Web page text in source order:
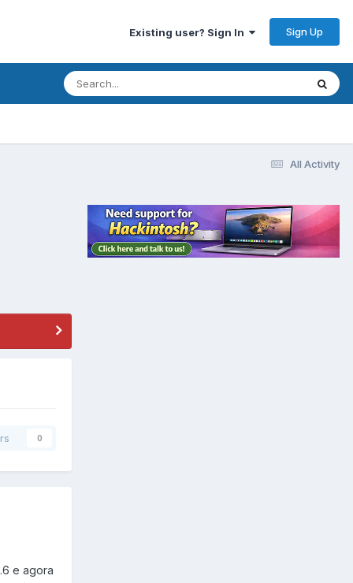
Existing user? Sign In Sign Up
All Activity
0
e agora